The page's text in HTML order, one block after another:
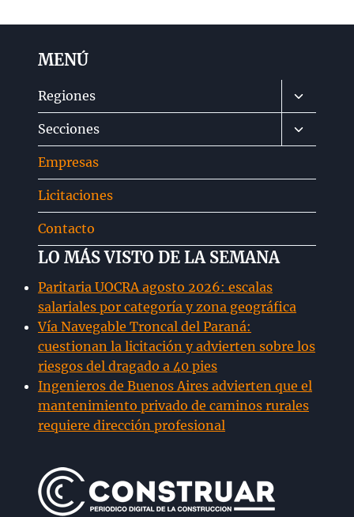
MENÚ
Regiones
Alternar
menú
hijo
Secciones
Alternar
menú
Empresas
Licitaciones
Contacto
LO MÁS VISTO DE LA SEMANA
Paritaria UOCRA agosto 2026: escalas
salariales por categoría y zona geográfica
Vía Navegable Troncal del Paraná:
cuestionan la licitación y advierten sobre los
riesgos del dragado a 40 pies
Ingenieros de Buenos Aires advierten que el
mantenimiento privado de caminos rurales
requiere dirección profesional